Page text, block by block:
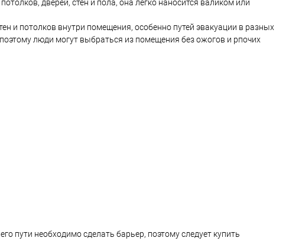
дверей, стен и пола, она легко наносится валиком или
и потолков внутри помещения, особенно путей эвакуации в разных
люди могут выбраться из помещения без ожогов и рпочих
пути необходимо сделать барьер, поэтому следует купить